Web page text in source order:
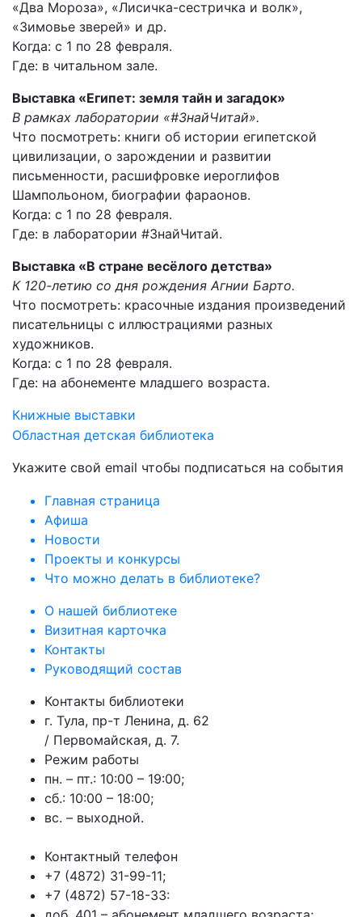
«Два Мороза», «Лисичка-сестричка и волк»,
«Зимовье зверей» и др.
Когда: с 1 по 28 февраля.
Где: в читальном зале.
Выставка «Египет: земля тайн и загадок»
В рамках лаборатории «#ЗнайЧитай».
Что посмотреть: книги об истории египетской
цивилизации, о зарождении и развитии
письменности, расшифровке иероглифов
Шампольоном, биографии фараонов.
Когда: с 1 по 28 февраля.
Где: в лаборатории #ЗнайЧитай.
Выставка «В стране весёлого детства»
К 120-летию со дня рождения Агнии Барто.
Что посмотреть: красочные издания произведений
писательницы с иллюстрациями разных
художников.
Когда: с 1 по 28 февраля.
Где: на абонементе младшего возраста.
Книжные выставки
Областная детская библиотека
Укажите свой email чтобы подписаться на события
Главная страница
Афиша
Новости
Проекты и конкурсы
Что можно делать в библиотеке?
О нашей библиотеке
Визитная карточка
Контакты
Руководящий состав
Контакты библиотеки
г. Тула, пр-т Ленина, д. 62
/ Первомайская, д. 7.
Режим работы
пн. – пт.: 10:00 – 19:00;
сб.: 10:00 – 18:00;
вс. – выходной.
Контактный телефон
+7 (4872) 31-99-11;
+7 (4872) 57-18-33: